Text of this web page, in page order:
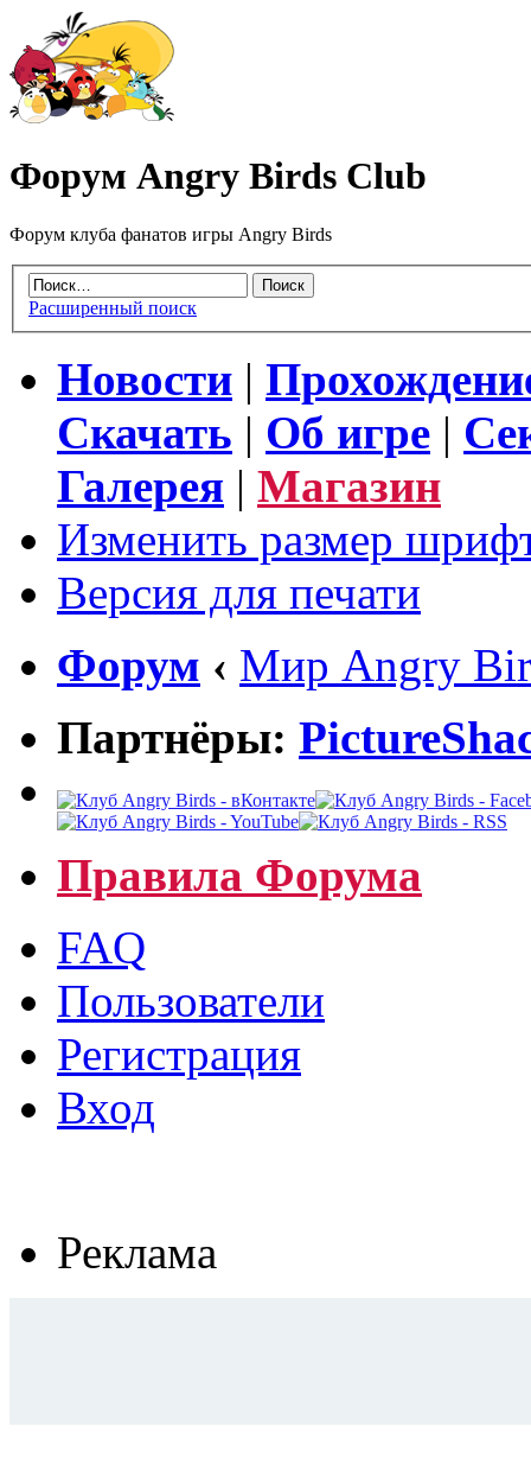
Форум Angry Birds Club
Форум клуба фанатов игры Angry Birds
Расширенный поиск
Новости |
Скачать | Об игре |
Галерея | Магазин
Изменить размер
Версия для печати
Форум ‹ Мир Angry
Партнёры:
Правила Форума
FAQ
Пользователи
Регистрация
Вход
Реклама